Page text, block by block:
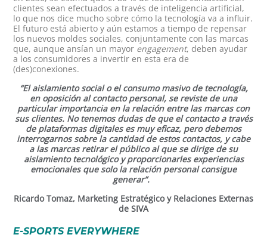
clientes sean efectuados a través de inteligencia artificial,
lo que nos dice mucho sobre cómo la tecnología va a influir.
El futuro está abierto y aún estamos a tiempo de repensar
los nuevos moldes sociales, conjuntamente con las marcas
que, aunque ansían un mayor engagement, deben ayudar
a los consumidores a invertir en esta era de
(des)conexiones.
“El aislamiento social o el consumo masivo de tecnología,
en oposición al contacto personal, se reviste de una
particular importancia en la relación entre las marcas con
sus clientes. No tenemos dudas de que el contacto a través
de plataformas digitales es muy eficaz, pero debemos
interrogarnos sobre la cantidad de estos contactos, y cabe
a las marcas retirar el público al que se dirige de su
aislamiento tecnológico y proporcionarles experiencias
emocionales que solo la relación personal consigue
generar”.
Ricardo Tomaz, Marketing Estratégico y Relaciones Externas
de SIVA
E-SPORTS EVERYWHERE